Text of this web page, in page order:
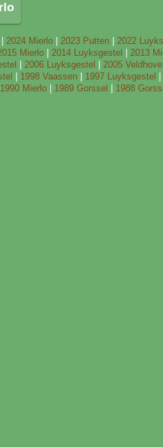
|2024 Mierlo |2023 Putten |2022
Mierlo 2014 Luyksgestel
2013
2006 Luyksgestel
2005
1998 Vaassen 1997 Luyksgestel
1990 Mierlo 1989 Gorssel 1988